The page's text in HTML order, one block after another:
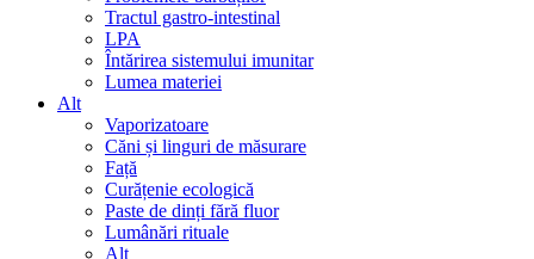
Tractul gastro-intestinal
LPA
Întărirea sistemului imunitar
Lumea materiei
Alt
Vaporizatoare
Căni și linguri de măsurare
Față
Curățenie ecologică
Paste de dinți fără fluor
Lumânări rituale
Alt